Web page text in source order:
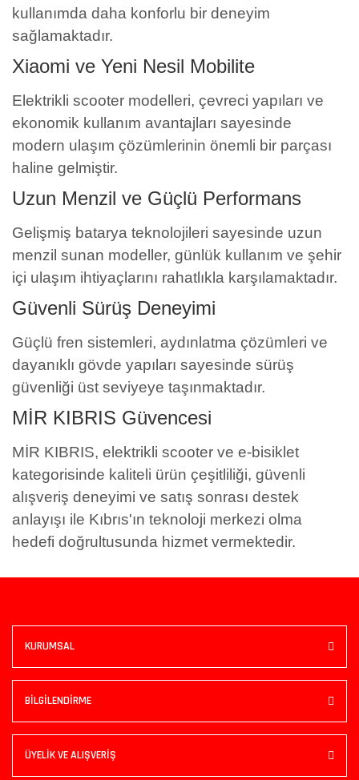
kullanımda daha konforlu bir deneyim
sağlamaktadır.
Xiaomi ve Yeni Nesil Mobilite
Elektrikli scooter modelleri, çevreci yapıları ve
ekonomik kullanım avantajları sayesinde
modern ulaşım çözümlerinin önemli bir parçası
haline gelmiştir.
Uzun Menzil ve Güçlü Performans
Gelişmiş batarya teknolojileri sayesinde uzun
menzil sunan modeller, günlük kullanım ve şehir
içi ulaşım ihtiyaçlarını rahatlıkla karşılamaktadır.
Güvenli Sürüş Deneyimi
Güçlü fren sistemleri, aydınlatma çözümleri ve
dayanıklı gövde yapıları sayesinde sürüş
güvenliği üst seviyeye taşınmaktadır.
MİR KIBRIS Güvencesi
MİR KIBRIS, elektrikli scooter ve e-bisiklet
kategorisinde kaliteli ürün çeşitliliği, güvenli
alışveriş deneyimi ve satış sonrası destek
anlayışı ile Kıbrıs'ın teknoloji merkezi olma
hedefi doğrultusunda hizmet vermektedir.
KURUMSAL
BİLGİLENDİRME
ÜYELİK VE ALIŞVERİŞ